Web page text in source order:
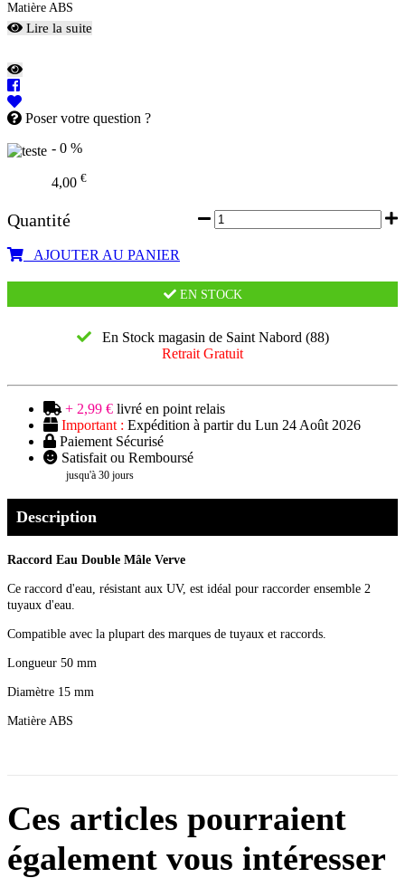
Matière ABS
Lire la suite
Poser votre question ?
- 0 %
4,00 €
Quantité
AJOUTER AU PANIER
EN STOCK
En Stock magasin de Saint Nabord (88)
Retrait Gratuit
+ 2,99 € livré en point relais
Important : Expédition à partir du Lun 24 Août 2026
Paiement Sécurisé
Satisfait ou Remboursé
jusqu'à 30 jours
Description
Raccord Eau Double Mâle Verve
Ce raccord d'eau, résistant aux UV, est idéal pour raccorder ensemble 2
tuyaux d'eau.
Compatible avec la plupart des marques de tuyaux et raccords.
Longueur 50 mm
Diamètre 15 mm
Matière ABS
Ces articles pourraient
également vous intéresser